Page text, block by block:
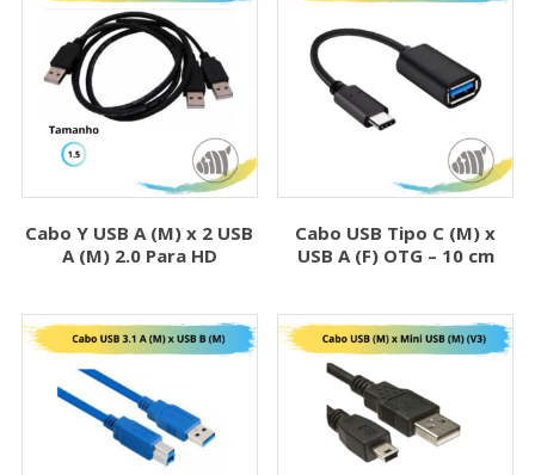
Cabo Y USB A (M) x 2 USB
A (M) 2.0 Para HD
Cabo USB Tipo C (M) x
USB A (F) OTG – 10 cm